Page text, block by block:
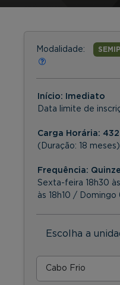
Modalidade:
Início: Imediato
Data limite de
Carga Horária:
(Duração: 18 meses)
Frequência:
Sexta-feira 18h30
às 18h10 / Domingo
Escolha a